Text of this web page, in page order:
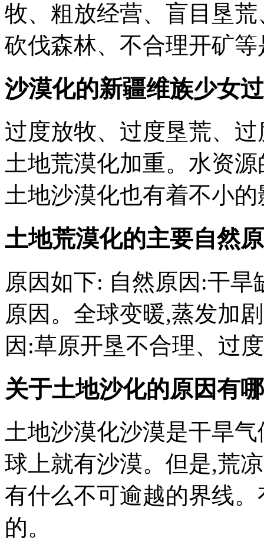
牧、粗放经营、盲目垦
砍伐森林、不合理开矿等
沙漠化的新疆维族少女
过度放牧、过度垦荒、
土地荒漠化加重。水资
土地沙漠化也有着不小
土地荒漠化的主要自然
原因如下: 自然原因:干
原因。全球变暖,蒸发加
因:草原开垦不合理、过
关于土地沙化的原因有
土地沙漠化沙漠是干旱
球上就有沙漠。但是,荒
有什么不可逾越的界线
的。